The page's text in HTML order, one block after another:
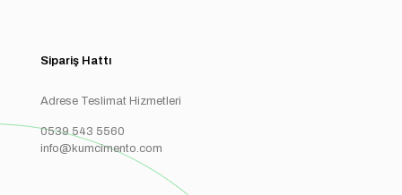
Sipariş Hattı
Adrese Teslimat Hizmetleri
0539 543 5560
info@kumcimento.com